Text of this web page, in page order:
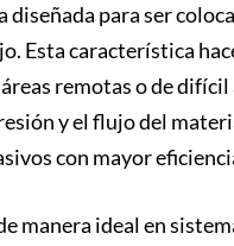
para ser
Esta característica
remotas o de difícil
y el flujo del
con mayor
manera ideal en